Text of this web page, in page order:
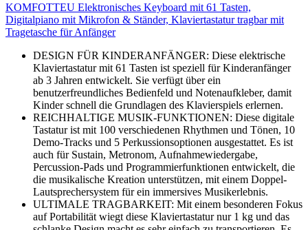
KOMFOTTEU Elektronisches Keyboard mit 61 Tasten,
Digitalpiano mit Mikrofon & Ständer, Klaviertastatur tragbar mit
Tragetasche für Anfänger
DESIGN FÜR KINDERANFÄNGER: Diese elektrische
Klaviertastatur mit 61 Tasten ist speziell für Kinderanfänger
ab 3 Jahren entwickelt. Sie verfügt über ein
benutzerfreundliches Bedienfeld und Notenaufkleber, damit
Kinder schnell die Grundlagen des Klavierspiels erlernen.
REICHHALTIGE MUSIK-FUNKTIONEN: Diese digitale
Tastatur ist mit 100 verschiedenen Rhythmen und Tönen, 10
Demo-Tracks und 5 Perkussionsoptionen ausgestattet. Es ist
auch für Sustain, Metronom, Aufnahmewiedergabe,
Percussion-Pads und Programmierfunktionen entwickelt, die
die musikalische Kreation unterstützen, mit einem Doppel-
Lautsprechersystem für ein immersives Musikerlebnis.
ULTIMALE TRAGBARKEIT: Mit einem besonderen Fokus
auf Portabilität wiegt diese Klaviertastatur nur 1 kg und das